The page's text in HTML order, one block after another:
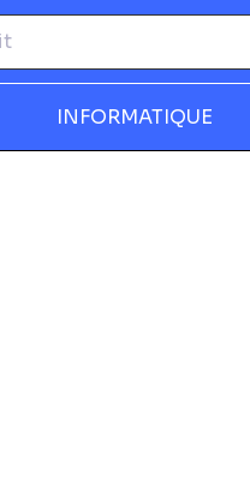
INFORMATIQUE
Casque micro
MICRO
VERT